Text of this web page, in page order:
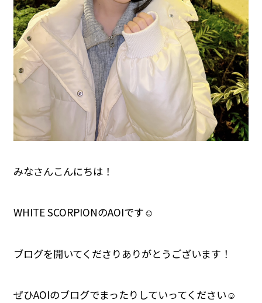
みなさんこんにちは！
WHITE SCORPIONのAOIです☺
ブログを開いてくださりありがとうございます！
ぜひAOIのブログでまったりしていってください☺️